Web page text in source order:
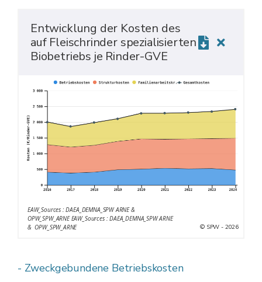
Entwicklung der Kosten des
auf Fleischrinder spezialisierten
Biobetriebs je Rinder-GVE
EAW_Sources : DAEA_DEMNA_SPW ARNE &
OPW_SPW_ARNE EAW_Sources : DAEA_DEMNA_SPW ARNE
& OPW_SPW_ARNE
© SPW - 2026
- Zweckgebundene Betriebskosten